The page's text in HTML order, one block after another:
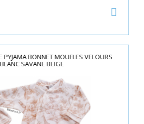
PYJAMA BONNET MOUFLES VELOURS
BLANC SAVANE BEIGE